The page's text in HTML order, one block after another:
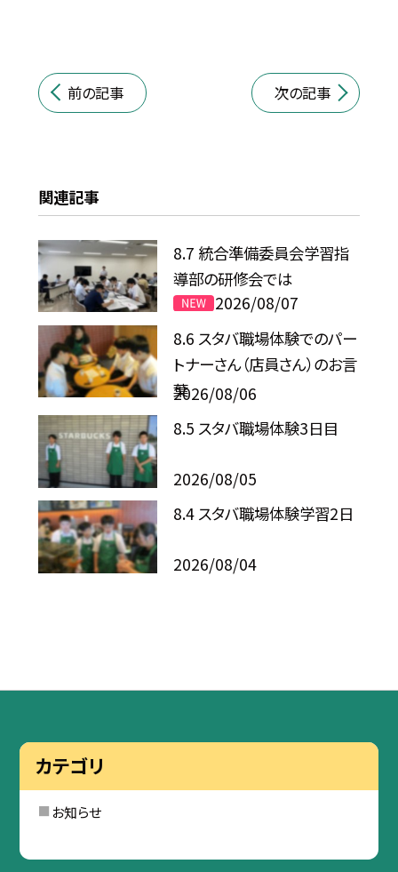
前の記事 次の記事
関連記事
8.7 統合準備委員会学習指
導部の研修会では
2026/08/07
8.6 スタバ職場体験でのパー
トナーさん（店員さん）のお言
葉
2026/08/06
8.5 スタバ職場体験3日目
2026/08/05
8.4 スタバ職場体験学習2日
2026/08/04
カテゴリ
お知らせ